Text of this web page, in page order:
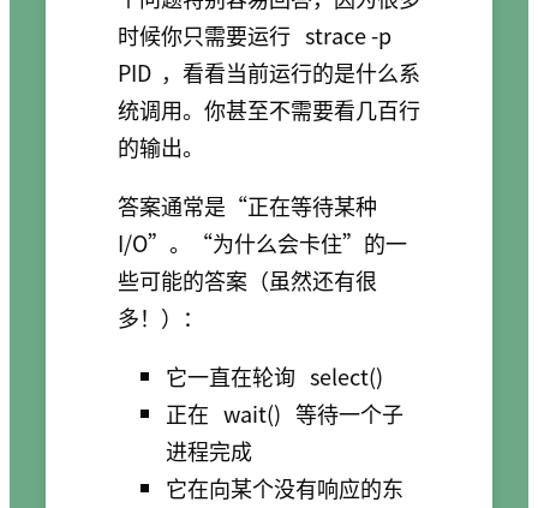
时候你只需要运行 strace -p
PID ，看看当前运行的是什么系
统调用。你甚至不需要看几百行
的输出。
答案通常是“正在等待某种
I/O”。“为什么会卡住”的一
些可能的答案（虽然还有很
多！）：
它一直在轮询 select()
正在 wait() 等待一个子
进程完成
它在向某个没有响应的东